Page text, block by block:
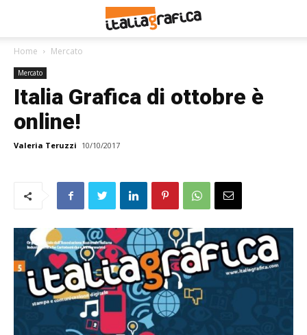
Home Mercato
Mercato
Italia Grafica di ottobre è
online!
Valeria Teruzzi 10/10/2017